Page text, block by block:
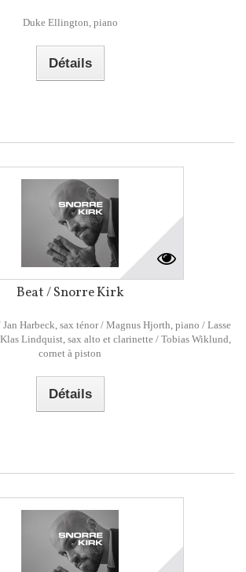
Duke Ellington, piano
Détails
Beat / Snorre Kirk
Harbeck, sax ténor / Magnus Hjorth, piano / Lasse
Lindquist, sax alto et clarinette / Tobias Wiklund,
cornet à piston
Détails